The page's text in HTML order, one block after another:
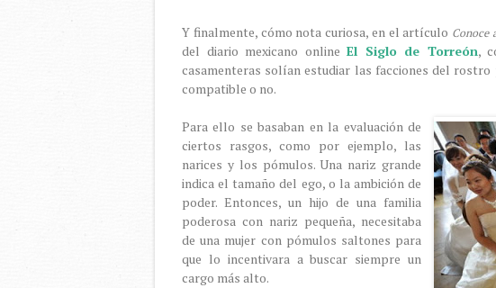
Y finalmente, cómo nota curiosa, en el artículo Conoce
del diario mexicano online El Siglo de Torreón,
casamenteras solían estudiar las facciones del
compatible o no.
Para ello se basaban en la evaluación de
ciertos rasgos, como por ejemplo, las
narices y los pómulos. Una nariz grande
indica el tamaño del ego, o la ambición de
poder. Entonces, un hijo de una familia
poderosa con nariz pequeña, necesitaba
de una mujer con pómulos saltones para
que lo incentivara a buscar siempre un
cargo más alto.